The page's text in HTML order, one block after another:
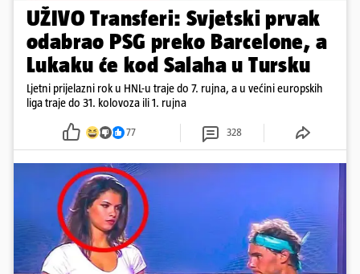
UŽIVO Transferi: Svjetski prvak
odabrao PSG preko Barcelone, a
Lukaku će kod Salaha u Tursku
Ljetni prijelazni rok u HNL-u traje do 7. rujna, a u većini europskih
liga traje do 31. kolovoza ili 1. rujna
77 328